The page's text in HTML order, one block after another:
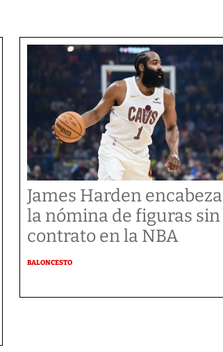
James Harden encabeza
la nómina de figuras sin
contrato en la NBA
BALONCESTO